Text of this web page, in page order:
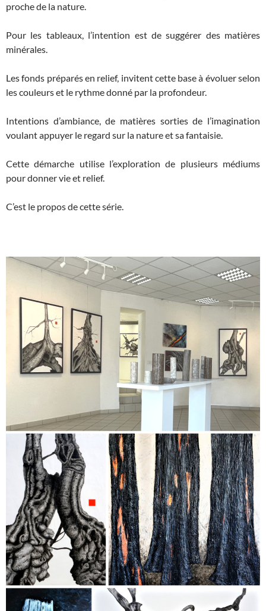
proche de la nature.
Pour les tableaux, l’intention est de suggérer des matières
minérales.
Les fonds préparés en relief, invitent cette base à évoluer selon
les couleurs et le rythme donné par la profondeur.
Intentions d’ambiance, de matières sorties de l’imagination
voulant appuyer le regard sur la nature et sa fantaisie.
Cette démarche utilise l’exploration de plusieurs médiums
pour donner vie et relief.
C’est le propos de cette série.